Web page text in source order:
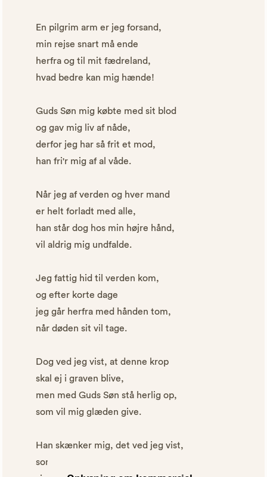
En pilgrim arm er jeg forsand,
min rejse snart må ende
herfra og til mit fædreland,
hvad bedre kan mig hænde!
Guds Søn mig købte med sit blod
og gav mig liv af nåde,
derfor jeg har så frit et mod,
han fri'r mig af al våde.
Når jeg af verden og hver mand
er helt forladt med alle,
han står dog hos min højre hånd,
vil aldrig mig undfalde.
Jeg fattig hid til verden kom,
og efter korte dage
jeg går herfra med hånden tom,
når døden sit vil tage.
Dog ved jeg vist, at denne krop
skal ej i graven blive,
men med Guds Søn stå herlig op,
som vil mig glæden give.
Han skænker mig, det ved jeg vist,
som før led megen plage,